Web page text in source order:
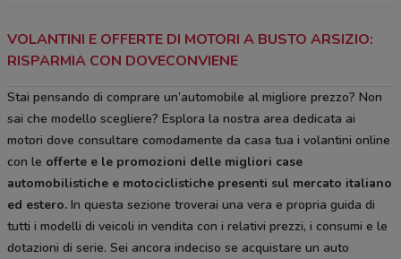
VOLANTINI E OFFERTE DI MOTORI A BUSTO ARSIZIO:
RISPARMIA CON DOVECONVIENE
Stai pensando di comprare un’automobile al migliore prezzo? Non
sai che modello scegliere? Esplora la nostra area dedicata ai
motori dove consultare comodamente da casa tua i volantini online
con le offerte e le promozioni delle migliori case
automobilistiche e motociclistiche presenti sul mercato italiano
ed estero. In questa sezione troverai una vera e propria guida di
tutti i modelli di veicoli in vendita con i relativi prezzi, i consumi e le
dotazioni di serie. Sei ancora indeciso se acquistare un auto